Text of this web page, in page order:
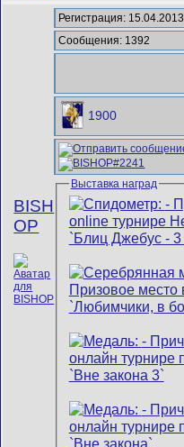
BISH
OP
Регистрация: 15.04.2013
Сообщения: 1392
1900
Выставка наград